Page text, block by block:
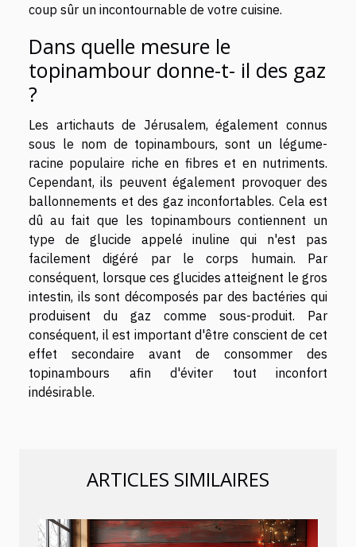
coup sûr un incontournable de votre cuisine.
Dans quelle mesure le
topinambour donne-t- il des gaz
?
Les artichauts de Jérusalem, également connus
sous le nom de topinambours, sont un légume-
racine populaire riche en fibres et en nutriments.
Cependant, ils peuvent également provoquer des
ballonnements et des gaz inconfortables. Cela est
dû au fait que les topinambours contiennent un
type de glucide appelé inuline qui n'est pas
facilement digéré par le corps humain. Par
conséquent, lorsque ces glucides atteignent le gros
intestin, ils sont décomposés par des bactéries qui
produisent du gaz comme sous-produit. Par
conséquent, il est important d'être conscient de cet
effet secondaire avant de consommer des
topinambours afin d'éviter tout inconfort
indésirable.
ARTICLES SIMILAIRES